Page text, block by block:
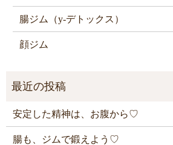
腸ジム（y-デトックス）
顔ジム
安定した精神は、お腹から♡
腸も、ジムで鍛えよう♡